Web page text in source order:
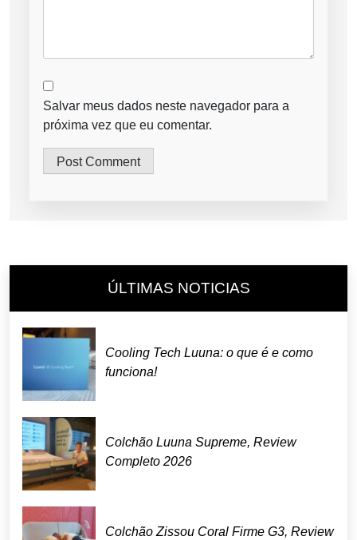
Salvar meus dados neste navegador para a
próxima vez que eu comentar.
ÚLTIMAS NOTICIAS
Cooling Tech Luuna: o que é e como
funciona!
Colchão Luuna Supreme, Review
Completo 2026
Colchão Zissou Coral Firme G3, Review